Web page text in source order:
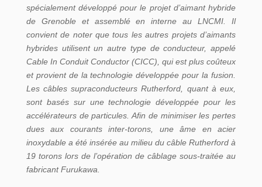
spécialement développé pour le projet d’aimant hybride
de Grenoble et assemblé en interne au LNCMI. Il
convient de noter que tous les autres projets d’aimants
hybrides utilisent un autre type de conducteur, appelé
Cable In Conduit Conductor (CICC), qui est plus coûteux
et provient de la technologie développée pour la fusion.
Les câbles supraconducteurs Rutherford, quant à eux,
sont basés sur une technologie développée pour les
accélérateurs de particules. Afin de minimiser les pertes
dues aux courants inter-torons, une âme en acier
inoxydable a été insérée au milieu du câble Rutherford à
19 torons lors de l’opération de câblage sous-traitée au
fabricant Furukawa.